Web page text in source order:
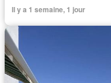
Il y a 1 semaine, 1 jour